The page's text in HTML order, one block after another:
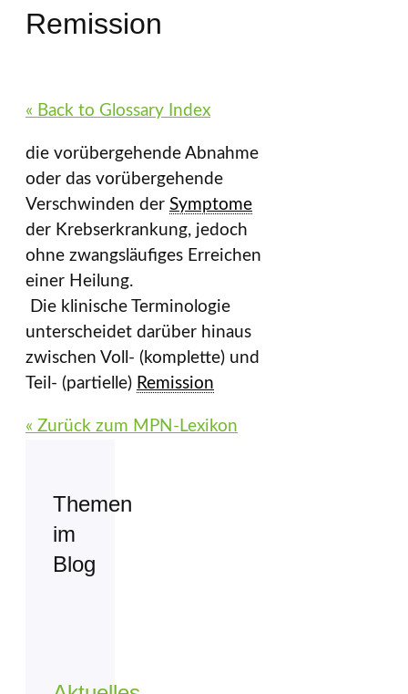
Remission
« Back to Glossary Index
die vorübergehende Abnahme
oder das vorübergehende
Verschwinden der Symptome
der Krebserkrankung, jedoch
ohne zwangsläufiges Erreichen
einer Heilung.
Die klinische Terminologie
unterscheidet darüber hinaus
zwischen Voll- (komplette) und
Teil- (partielle) Remission
« Zurück zum MPN-Lexikon
Themen
im
Blog